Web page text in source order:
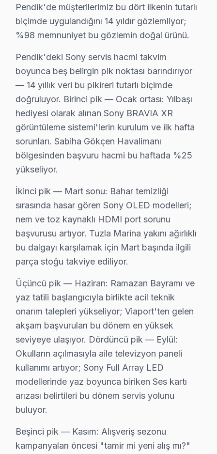
Esenler Mahallesi, çeşitli yaş gruplarının bulunduğu
Esenyalı'da Sony TV Servisi
Fatih'te Sony TV Servisi
Fatih Mahallesi sakinleri için Sony televizyon
Fevzi Çakmak'ta Sony TV Servisi
Fevzi Çakmak Mahallesi'nde Sony televizyonlarınız
Göçbeyli'de Sony TV Servisi
Göçbeyli'de yaşayan Sony ekran kullanıcıları,
Güllübağlar'da Sony TV Servisi
Güllübağlar, Sony TV sahipleri için birçok tamir
Güzelyalı'da Sony TV Servisi
Güzelyalı Mahallesi, Sony televizyonları için bakım
Harmandere Mahallesi'nde Sony ekran tamiri
Kavakpınar'da Sony TV Servisi
Kavakpınar, Sony televizyon kullanıcıları için yerel
Kaynarca'da Sony TV Servisi
Kaynarca'daki Sony televizyonunuz kullanıcıları için,
Kurna'da Sony TV Servisi
Kurna Mahallesi'nde, Sony televizyonlar için bakım
Kurtdoğmuş'ta Sony TV Servisi
Kurtdoğmuş Mahallesi'nde Sony TV sahipleri, tamir
Pendik'de müşterilerimiz bu dört ilkenin tutarlı
biçimde uygulandığını 14 yıldır gözlemliyor;
%98 memnuniyet bu gözlemin doğal ürünü.
Pendik'deki Sony servis hacmi takvim
boyunca beş belirgin pik noktası barındırıyor
— 14 yıllık veri bu pikireri tutarlı biçimde
doğruluyor. Birinci pik — Ocak ortası: Yılbaşı
hediyesi olarak alınan Sony BRAVIA XR
görüntüleme sistemi'lerin kurulum ve ilk hafta
sorunları. Sabiha Gökçen Havalimanı
bölgesinden başvuru hacmi bu haftada %25
yükseliyor.
İkinci pik — Mart sonu: Bahar temizliği
sırasında hasar gören Sony OLED modelleri;
nem ve toz kaynaklı HDMI port sorunu
başvurusu artıyor. Tuzla Marina yakını ağırlıklı
bu dalgayı karşılamak için Mart başında ilgili
parça stoğu takviye ediliyor.
Üçüncü pik — Haziran: Ramazan Bayramı ve
yaz tatili başlangıcıyla birlikte acil teknik
onarım talepleri yükseliyor; Viaport'ten gelen
akşam başvuruları bu dönem en yüksek
seviyeye ulaşıyor. Dördüncü pik — Eylül:
Okulların açılmasıyla aile televizyon paneli
kullanımı artıyor; Sony Full Array LED
modellerinde yaz boyunca biriken Ses kartı
arızası belirtileri bu dönem servis yolunu
buluyor.
Beşinci pik — Kasım: Alışveriş sezonu
kampanyaları öncesi "tamir mi yeni alış mı?"